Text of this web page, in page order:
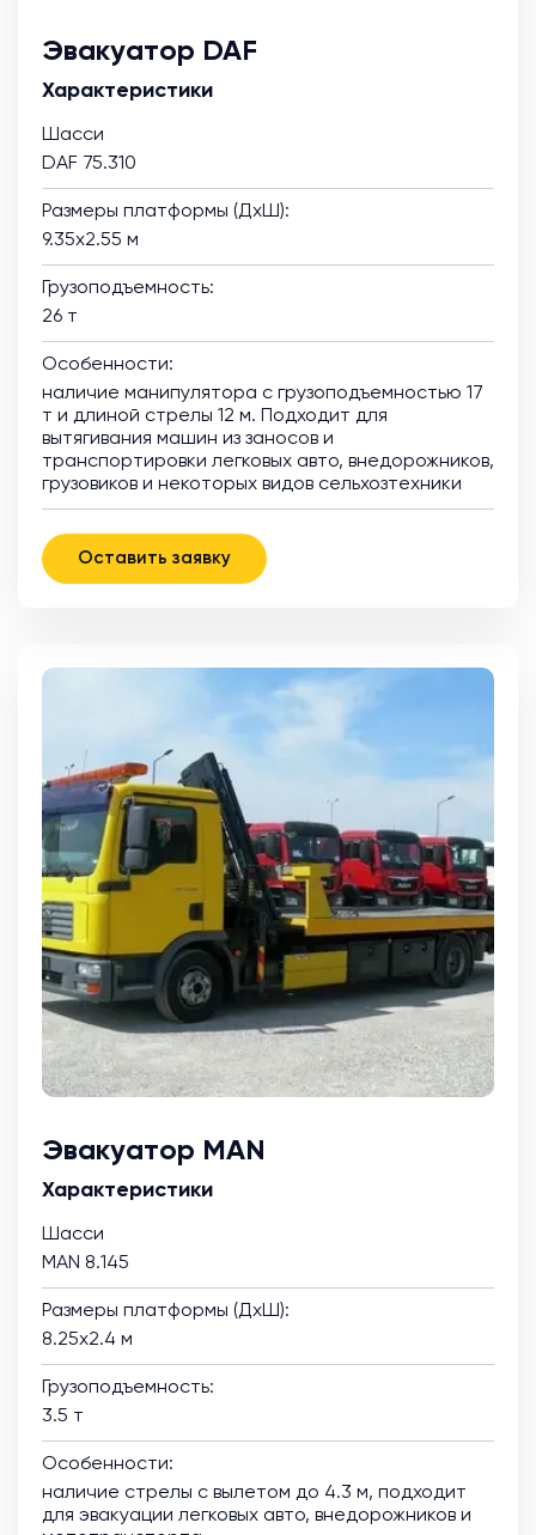
Эвакуатор DAF
Характеристики
Шасси
DAF 75.310
Размеры платформы (ДхШ):
9.35х2.55 м
Грузоподъемность:
26 т
Особенности:
наличие манипулятора с грузоподъемностью 17
т и длиной стрелы 12 м. Подходит для
вытягивания машин из заносов и
транспортировки легковых авто, внедорожников,
грузовиков и некоторых видов сельхозтехники
Оставить заявку
Эвакуатор MAN
Характеристики
Шасси
MAN 8.145
Размеры платформы (ДхШ):
8.25х2.4 м
Грузоподъемность:
3.5 т
Особенности:
наличие стрелы с вылетом до 4.3 м, подходит
для эвакуации легковых авто, внедорожников и